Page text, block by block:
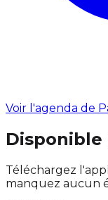
Voir l'agenda de
Disponible
Téléchargez
manquez aucun